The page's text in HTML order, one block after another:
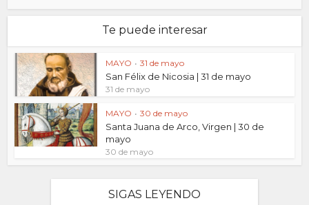
Te puede interesar
MAYO • 31 de mayo
San Félix de Nicosia | 31 de mayo
31 de mayo
MAYO • 30 de mayo
Santa Juana de Arco, Virgen | 30 de
mayo
30 de mayo
SIGAS LEYENDO